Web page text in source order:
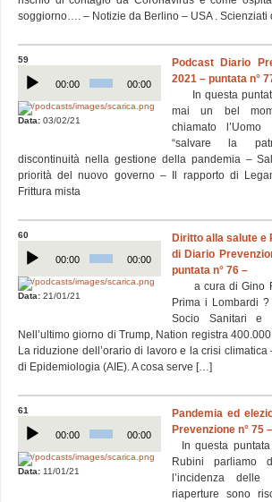
soggiorno…. – Notizie da Berlino – USA .
59
Player
00:00 00:00
Data: 03/02/21
Podcast Diario
2021 – puntata n°
In questa
mai un bel
chiamato
“salvare la
discontinuità nella gestione della pandemia –
priorità del nuovo governo – Il rapporto di
Frittura mista
60
Player
00:00 00:00
Data: 21/01/21
Diritto alla salute e
di Diario
puntata n° 76 –
a cura di Gino
Prima i Lombardi
Socio Sanitari e
Nell’ultimo giorno di Trump, Nation registra
La riduzione dell’orario di lavoro e la crisi
di Epidemiologia (AIE). A cosa serve […]
61
Player
00:00 00:00
Data: 11/01/21
Pandemia ed
Prevenzione n° 75
In questa
Rubini
l’incidenza
riaperture sono